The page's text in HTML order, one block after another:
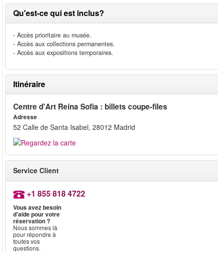
Qu'est-ce qui est inclus?
- Accès prioritaire au musée.
- Accès aux collections permanentes.
- Accès aux expositions temporaires.
Itinéraire
Centre d'Art Reina Sofia : billets coupe-files
Adresse
52 Calle de Santa Isabel, 28012 Madrid
Service Client
+1 855 818 4722
Vous avez besoin
d'aide pour votre
réservation ?
Nous sommes là
pour répondre à
toutes vos
questions.